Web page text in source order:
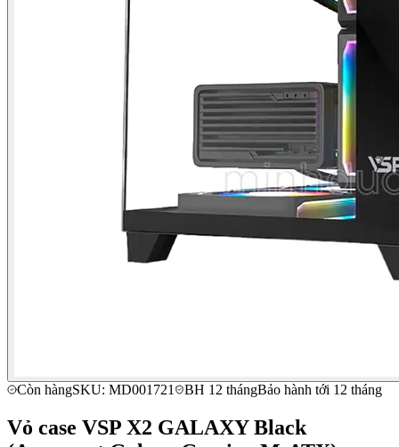
Còn hàngSKU: MD001721 BH 12 thángBảo hành tới 12 tháng
Vỏ case VSP X2 GALAXY Black